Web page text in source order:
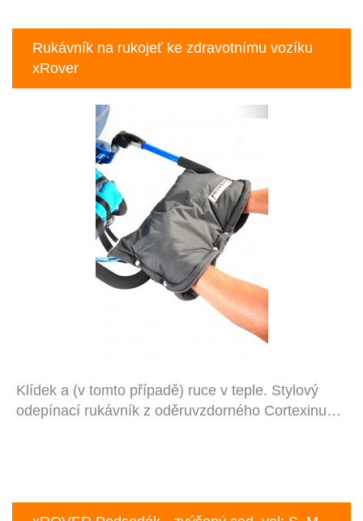
Rukávník na rukojeť ke zdravotnímu vozíku
xRover
Klídek a (v tomto případě) ruce v teple. Stylový
odepínací rukávník z oděruvzdorného Cortexinu…